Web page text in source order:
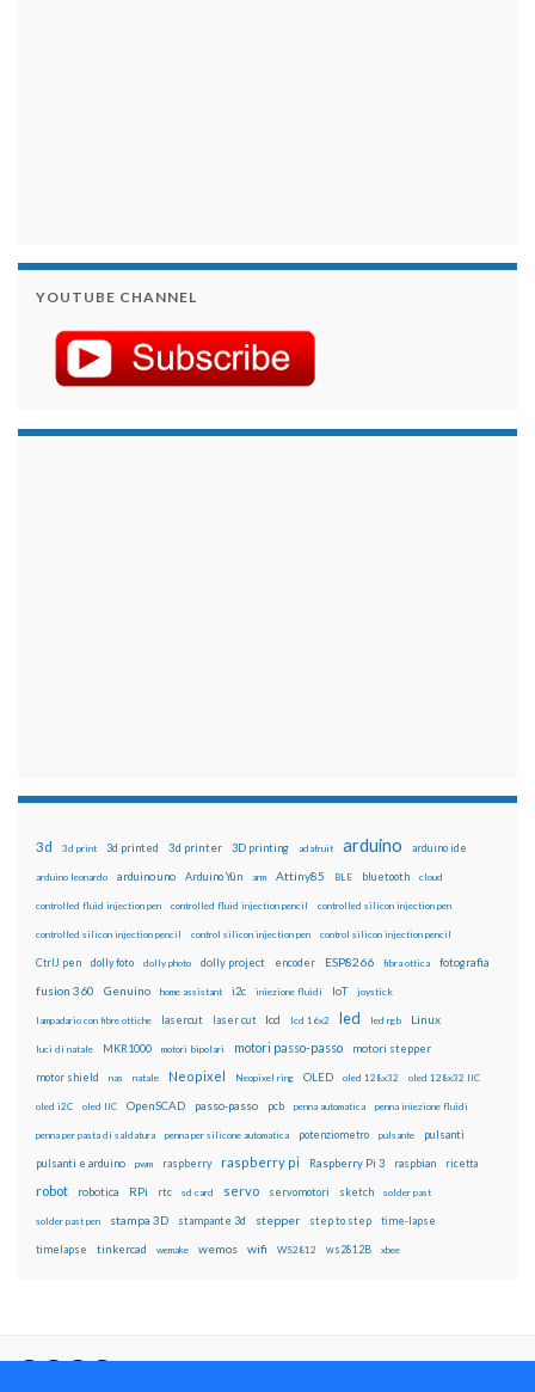
YOUTUBE CHANNEL
3d 3d print 3d printed 3d printer 3D printing adafruit arduino arduino ide
arduino leonardo arduino uno Arduino Yún arm Attiny85 BLE bluetooth cloud
controlled fluid injection pen controlled fluid injection pencil controlled silicon injection pen
controlled silicon injection pencil control silicon injection pen control silicon injection pencil
CtrlJ pen dolly foto dolly photo dolly project encoder ESP8266 fibra ottica fotografia
fusion 360 Genuino home assistant i2c iniezione fluidi IoT joystick
lampadario con fibre ottiche lasercut laser cut lcd lcd 16x2 led led rgb Linux
luci di natale MKR1000 motori bipolari motori passo-passo motori stepper
motor shield nas natale Neopixel Neopixel ring OLED oled 128x32 oled 128x32 IIC
oled i2C oled IIC OpenSCAD passo-passo pcb penna automatica penna iniezione fluidi
penna per pasta di saldatura penna per silicone automatica potenziometro pulsante pulsanti
pulsanti e arduino pwm raspberry raspberry pi Raspberry Pi 3 raspbian ricetta
robot robotica RPi rtc sd card servo servomotori sketch solder past
solder past pen stampa 3D stampante 3d stepper step to step time-lapse
timelapse tinkercad wemake wemos wifi WS2812 ws2812B xbee